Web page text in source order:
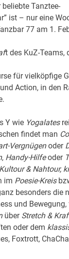
Tanztee-
ist – nur eine
77 am 1.
t des KuZ-Teams,
für vielköpfige
Action, in den
Y wieYogalates
findet man
Vergnügenoder
, Handy-Hilfeoder
Kultour & Nahtour,
im Poesie-Kreis
besonders die
und Bewegung,
über Stretch &
oder dem
Foxtrott,